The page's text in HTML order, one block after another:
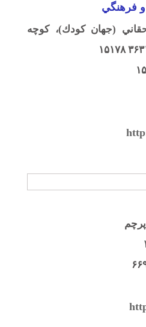
فرهنگي
حقاني (جهان كودك)، كوچه